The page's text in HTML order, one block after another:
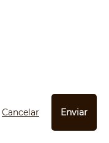
Cancelar Enviar